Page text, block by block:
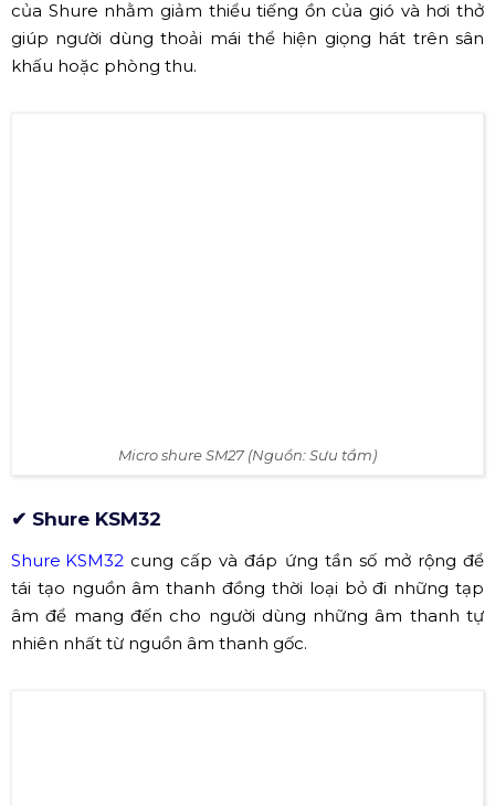
hoặc phòng thu đặt biệt. Với các tính năng cho ra âm
thanh trong suốt, có tính linh hoạt trong cách lắp đặt vị
trí.SM27có độ ồn thấp và cho phép người dùng thu các
Micro shure SM27 (Nguồn: Sưu tầm)